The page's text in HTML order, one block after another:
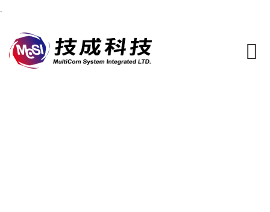
.
content